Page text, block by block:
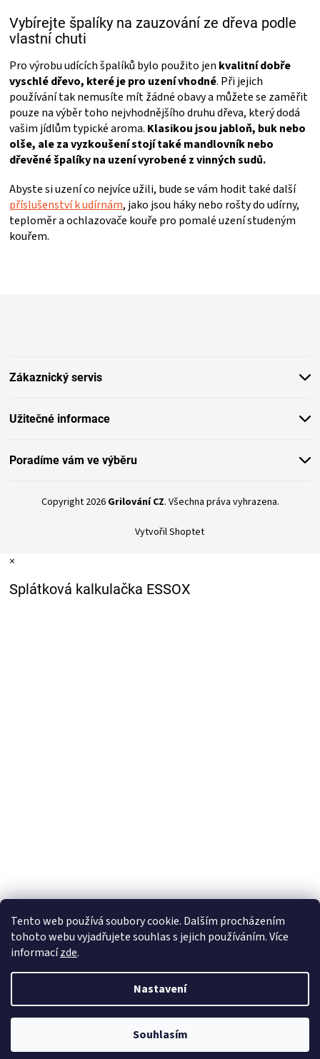
Tento web používá soubory cookie. Dalším procházením
tohoto webu vyjadřujete souhlas s jejich používáním. Více
informacízde.
Nastavení
Souhlasím
NA
ZRÁNÍ
MASA
VENKOVNÍ
KUCHYNĚ
HAVAJSKÉ
KOŠILE
VÍNO
DÁRKOVÉ
Vybírejte špalíky na zauzování ze dřeva podle
vlastní chuti
Pro výrobu udících špalíků bylo použito jen kvalitní dobře
vyschlé dřevo, které je pro uzení vhodné. Při jejich
používání tak nemusíte mít žádné obavy a můžete se zaměřit
pouze na výběr toho nejvhodnějšího druhu dřeva, který dodá
vašim jídlům typické aroma. Klasikou jsou jabloň, buk nebo
olše, ale za vyzkoušení stojí také mandlovník nebo
dřevěné špalíky na uzení vyrobené z vinných sudů.
Abyste si uzení co nejvíce užili, bude se vám hodit také další
příslušenství k udírnám, jako jsou háky nebo rošty do udírny,
teploměr a ochlazovače kouře pro pomalé uzení studeným
kouřem.
Zákaznický servis
Užitečné informace
Poradíme vám ve výběru
Vytvořil Shoptet
Copyright 2026 Grilování CZ. Všechna práva vyhrazena.
×
Splátková kalkulačka ESSOX